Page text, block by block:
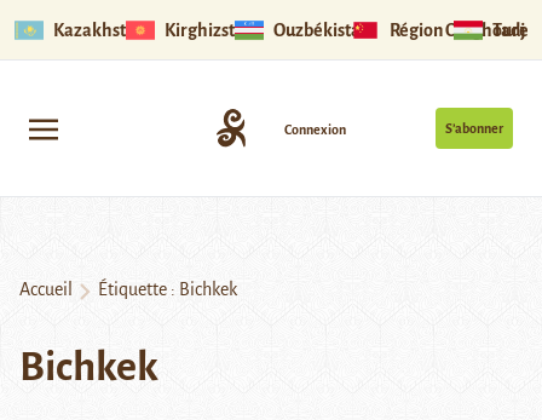
Kazakhstan Kirghizstan Ouzbékistan Région Ouïghoure
S’abonner
Connexion
Accueil Étiquette : Bichkek
Bichkek